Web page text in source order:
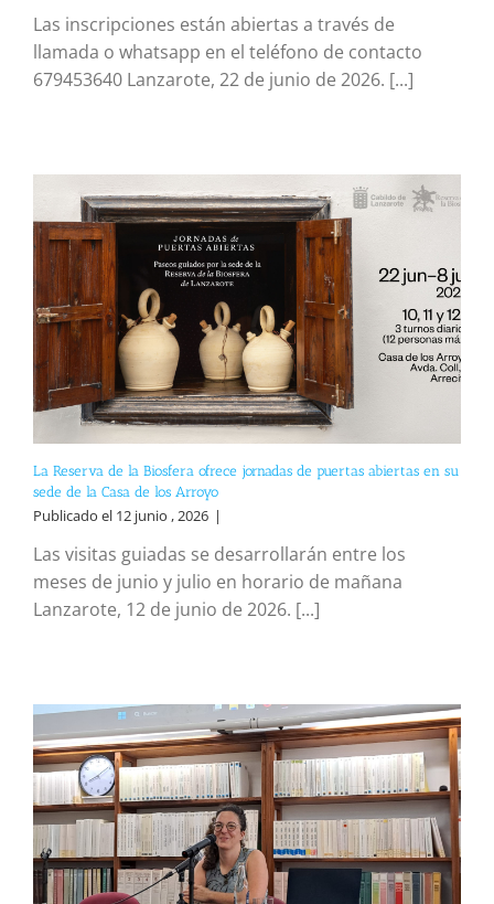
Las inscripciones están abiertas a través de
llamada o whatsapp en el teléfono de contacto
679453640 Lanzarote, 22 de junio de 2026. [...]
La Reserva de la Biosfera ofrece jornadas de puertas abiertas en su
sede de la Casa de los Arroyo
Publicado el 12 junio , 2026 |
Las visitas guiadas se desarrollarán entre los
meses de junio y julio en horario de mañana
Lanzarote, 12 de junio de 2026. [...]